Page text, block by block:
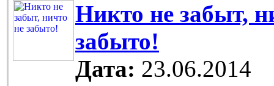
Никто не забыт,
забыто!
Дата: 23.06.2014